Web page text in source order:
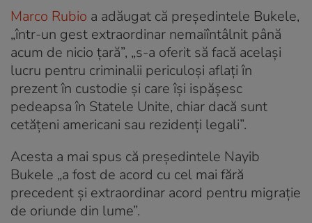
Marco Rubio a adăugat că președintele Bukele,
„într-un gest extraordinar nemaiîntâlnit până
acum de nicio țară”, „s-a oferit să facă același
lucru pentru criminalii periculoși aflați în
prezent în custodie și care își ispășesc
pedeapsa în Statele Unite, chiar dacă sunt
cetățeni americani sau rezidenți legali”.
Acesta a mai spus că președintele Nayib
Bukele „a fost de acord cu cel mai fără
precedent și extraordinar acord pentru migrație
de oriunde din lume”.